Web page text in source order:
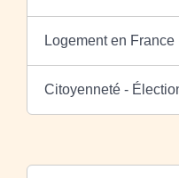
Logement en France
Citoyenneté -